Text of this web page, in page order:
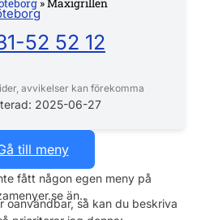
»Maxigrillen
52 52 12
11:00 - 21:30
11:00 - 21:30
11:00 - 21:30
11:00 - 21:30
11:30 - 21:30
avvikelser kan förekomma
2025-06-27
till meny
fått någon egen meny på
än..
oanvändbar, så kan du beskriva